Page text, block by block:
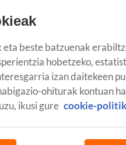
eta beste batzuenak
hobetzeko,
izan daitekeen
ohiturak kontuan
ikusi gure cookie-